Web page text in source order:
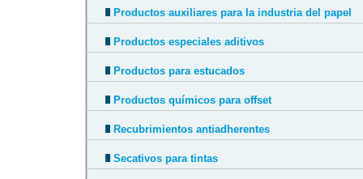
Productos auxiliares para la industria del papel
Productos especiales aditivos
Productos para estucados
Productos químicos para offset
Recubrimientos antiadherentes
Secativos para tintas